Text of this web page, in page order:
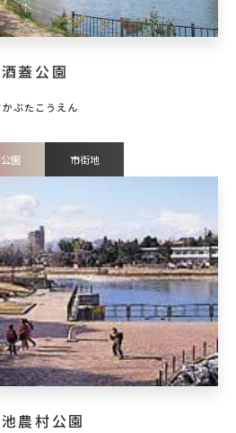
酒蓋公園
園 市街地
農村公園